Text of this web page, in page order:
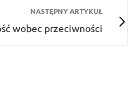
NASTĘPNY ARTYKUŁ
wobec przeciwności